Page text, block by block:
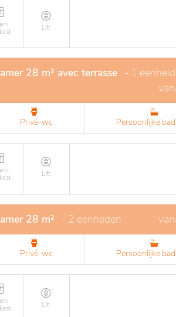
Lift
28 m² avec terrasse - 1 eenheid
Privé-wc Persoonlijke
Lift
28 m² - 2 eenheden
Privé-wc Persoonlijke
Lift